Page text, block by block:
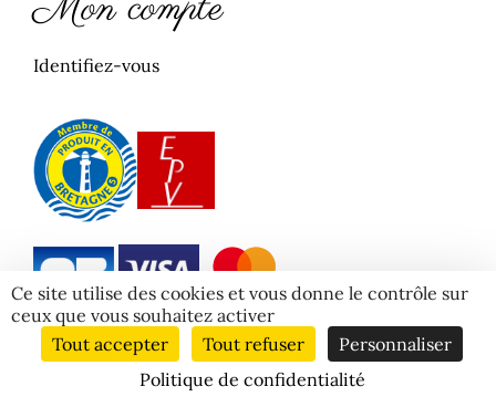
Identifiez-vous
2026 © Atelier de l’Argoat - Conception et réalisation
:Agence Impulsion
Ce site utilise des cookies et vous donne le contrôle sur
ceux que vous souhaitez activer
Tout accepter
Tout refuser
Personnaliser
Politique de confidentialité